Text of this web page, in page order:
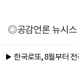
◎공감언론 뉴시스